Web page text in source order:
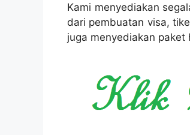
Kami menyediakan
dari pembuatan visa,
juga menyediakan